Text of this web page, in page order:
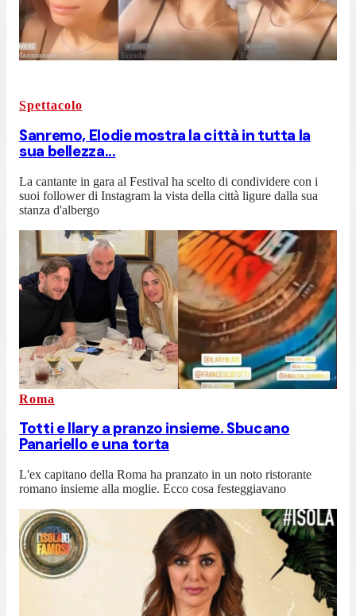
Spettacolo
Sanremo, Elodie mostra la città in tutta la
sua bellezza...
La cantante in gara al Festival ha scelto di condividere con i
suoi follower di Instagram la vista della città ligure dalla sua
stanza d'albergo
Roma
Totti e Ilary a pranzo insieme. Sbucano
Panariello e una torta
L'ex capitano della Roma ha pranzato in un noto ristorante
romano insieme alla moglie. Ecco cosa festeggiavano